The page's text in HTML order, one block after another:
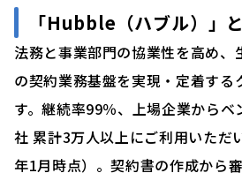
「Hubble（ハブル）」
法務と事業部門の協業性を高め、
の契約業務基盤を実現・定着する
す。継続率99％、上場企業から
社 累計3万人以上にご利用いただ
年1月時点）。契約書の作成から